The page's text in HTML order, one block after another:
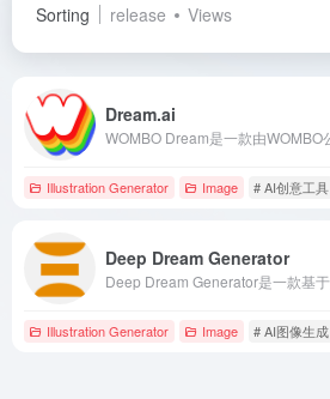
Sorting release Views
Dream.ai
Illustration Generator Image # AI创意工具
Deep Dream Generator
Illustration Generator Image # AI图像生成